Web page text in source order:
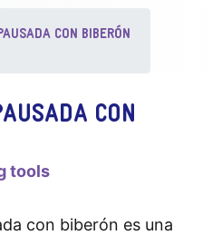
CON BIBERÓN
CON
tools
con biberón es una